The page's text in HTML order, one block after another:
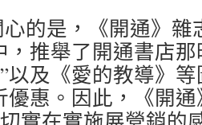
的是，《開通》雜
，推舉了開通書店
以及《愛的教導》
優惠。因此，《開